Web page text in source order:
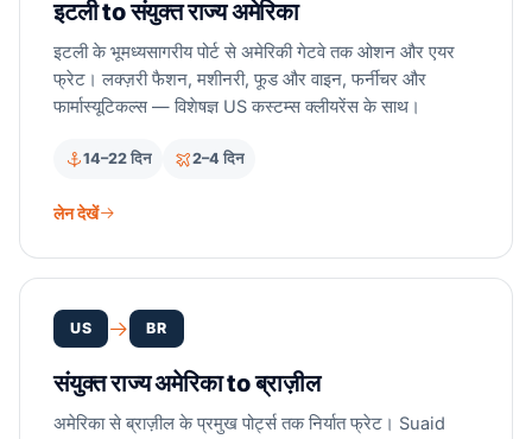
इटली to संयुक्त राज्य अमेरिका
इटली के भूमध्यसागरीय पोर्ट से अमेरिकी गेटवे तक ओशन और एयर
फ्रेट। लक्ज़री फैशन, मशीनरी, फूड और वाइन, फर्नीचर और
फार्मास्यूटिकल्स — विशेषज्ञ US कस्टम्स क्लीयरेंस के साथ।
14–22 दिन 2–4 दिन
लेन देखें
US BR
संयुक्त राज्य अमेरिका to ब्राज़ील
अमेरिका से ब्राज़ील के प्रमुख पोर्ट्स तक निर्यात फ्रेट। Suaid